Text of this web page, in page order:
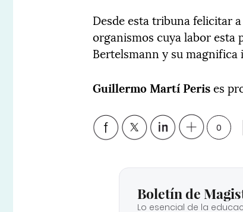
Desde esta tribuna felicitar
organismos cuya labor esta
Bertelsmann y su magnifica
Guillermo Martí Perises
0
Boletín de
Lo esencial de la